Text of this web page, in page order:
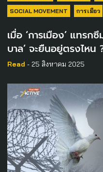
SOCIAL MOVEMENT การเมือว
เมื่อ ‘การเมือง’ แทรก
บาล’ จะยืนอยู่ตรงไหน
Read - 25 สิงหาคม 2025